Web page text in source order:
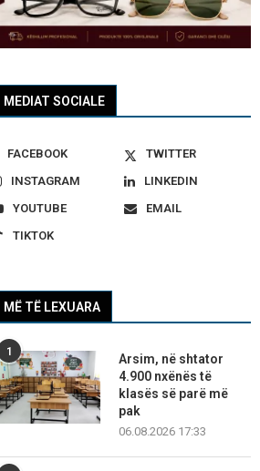
MEDIAT SOCIALE
FACEBOOK
TWITTER
INSTAGRAM
LINKEDIN
YOUTUBE
EMAIL
TIKTOK
MË TË LEXUARA
1
Arsim, në shtator
4.900 nxënës të
klasës së parë më
pak
06.08.2026 17:33